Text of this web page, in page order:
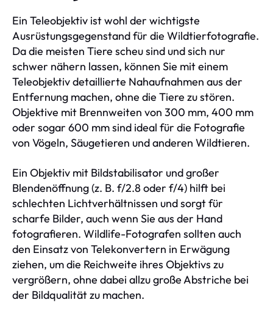
Ein Teleobjektiv ist wohl der wichtigste
Ausrüstungsgegenstand für die Wildtierfotografie.
Da die meisten Tiere scheu sind und sich nur
schwer nähern lassen, können Sie mit einem
Teleobjektiv detaillierte Nahaufnahmen aus der
Entfernung machen, ohne die Tiere zu stören.
Objektive mit Brennweiten von 300 mm, 400 mm
oder sogar 600 mm sind ideal für die Fotografie
von Vögeln, Säugetieren und anderen Wildtieren.
Ein Objektiv mit Bildstabilisator und großer
Blendenöffnung (z. B. f/2.8 oder f/4) hilft bei
schlechten Lichtverhältnissen und sorgt für
scharfe Bilder, auch wenn Sie aus der Hand
fotografieren. Wildlife-Fotografen sollten auch
den Einsatz von Telekonvertern in Erwägung
ziehen, um die Reichweite ihres Objektivs zu
vergrößern, ohne dabei allzu große Abstriche bei
der Bildqualität zu machen.